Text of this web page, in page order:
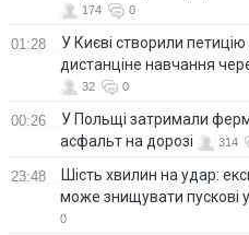
174 0
01:28
У Києві створили
дистанціне навчання
32 0
00:26
У Польщі затримали
асфальт на дорозі
314
23:48
Шість хвилин на удар:
може знищувати пускові
0